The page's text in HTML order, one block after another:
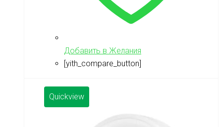
Добавить в Желания
[yith_compare_button]
Quickview